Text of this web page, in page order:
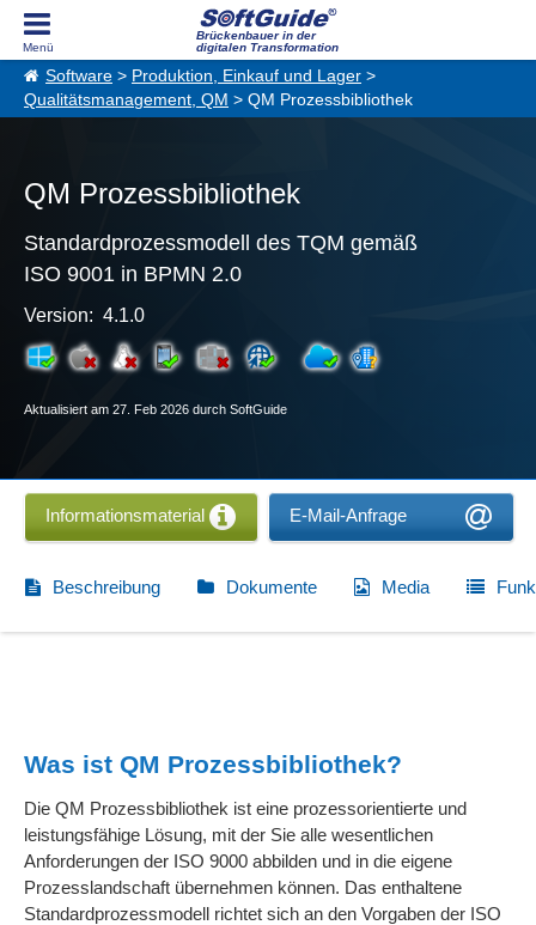
Brückenbauer in der
digitalen Transformation
Software > Produktion, Einkauf und Lager >
Qualitätsmanagement, QM > QM Prozessbibliothek
QM Prozessbibliothek
Standardprozessmodell des TQM gemäß
ISO 9001 in BPMN 2.0
Version: 4.1.0
Aktualisiert am 27. Feb 2026 durch SoftGuide
Informationsmaterial E-Mail-Anfrage
Beschreibung Dokumente Media
Was ist QM Prozessbibliothek?
Die QM Prozessbibliothek ist eine prozessorientierte und
leistungsfähige Lösung, mit der Sie alle wesentlichen
Anforderungen der ISO 9000 abbilden und in die eigene
Prozesslandschaft übernehmen können. Das enthaltene
Standardprozessmodell richtet sich an den Vorgaben der ISO